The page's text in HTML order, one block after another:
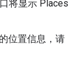
将显示 Places
位置信息，请